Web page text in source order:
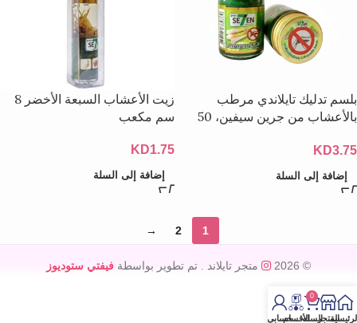
بلسم تدليك تايلاندي مرطب
بالأعشاب من جرين سيفين، 50
KD3.75
إضافة إلى السلة
زيت الأعشاب السبعة الأخضر 8
سم مكعب
KD1.75
إضافة إلى السلة
1
2
→
© 2026 متجر تايلاند . تم تطوير بواسطة فيفتي ستوديوز
المتجر
0
السلهالأقسامحسابي